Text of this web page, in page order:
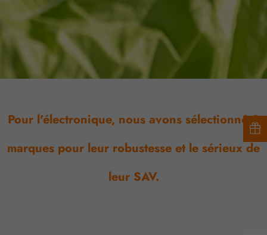
Pour l'électronique, nous avons sélectionné 2
marques pour leur robustesse et le sérieux de
leur SAV.